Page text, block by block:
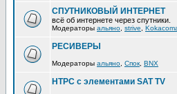
СПУТНИКОВЫЙ ИНТЕРНЕТ
всё об интернете через спутники.
Модераторы альяно strive
РЕСИВЕРЫ
Модераторы альяно Спок BNX
HTPC с элементами SAT TV